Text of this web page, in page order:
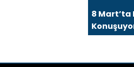
8
Talebi
mu?